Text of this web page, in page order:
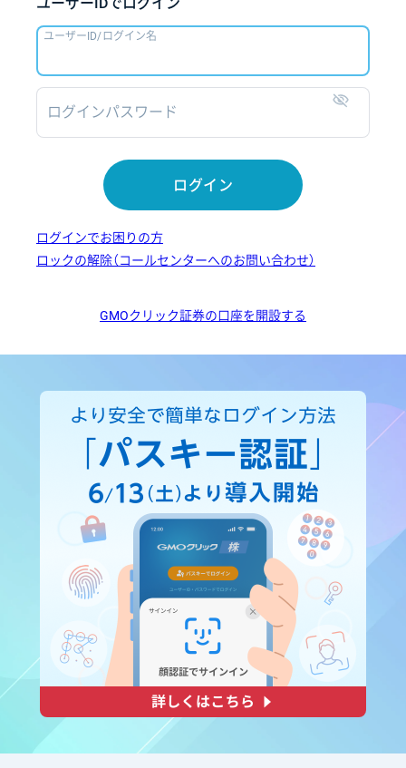
ユーザーID/ログイン名
ログインパスワード
ログイン
ログインでお困りの方
ロックの解除（コールセンターへのお問い合わせ）
GMOクリック証券の口座を開設する